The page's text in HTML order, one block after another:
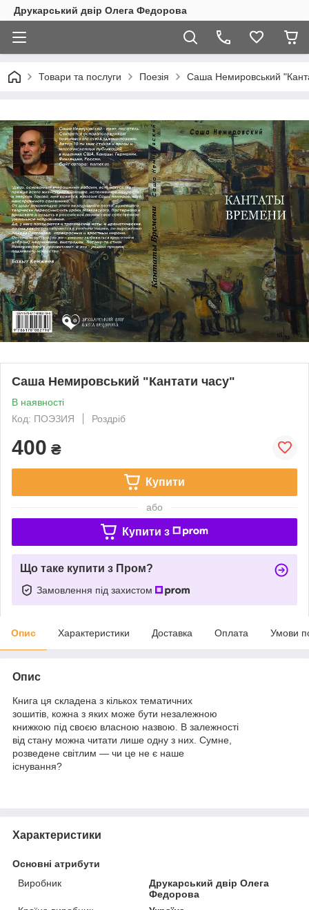
Друкарський двір Олега Федорова
Товари та послуги Поезія Саша Немировський
Саша Немировський "Кантати часу"
В наявності
Код: ПОЭЗИЯ
Роздріб
400 ₴
Купити
або
Купити з
Що таке купити з Пром?
Замовлення під захистом
Опис Характеристики Доставка Оплата Умови
Опис
Книга ця складена з кількох тематичних
зошитів, кожна з яких може бути незалежною
книжкою під своєю власною назвою. В залежності
від стану можна читати лише одну з них. Сумне,
розведене світлим — чи це не є наше
існування?
Характеристики
Основні атрибути
Виробник
Друкарський двір Олега
Федорова